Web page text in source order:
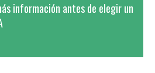
información antes de elegir un